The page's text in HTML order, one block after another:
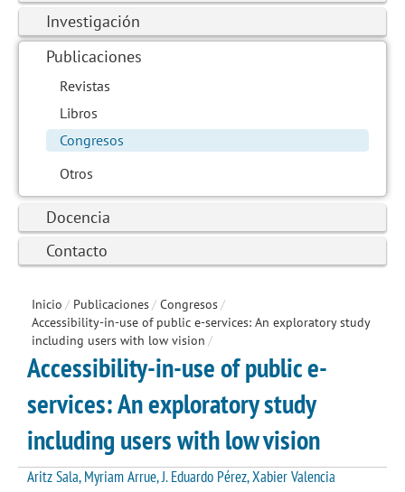
Investigación
Publicaciones
Revistas
Libros
Congresos
Otros
Docencia
Contacto
Inicio / Publicaciones/ Congresos/
Accessibility-in-use of public e-services: An exploratory study
including users with low vision /
Accessibility-in-use of public e-
services: An exploratory study
including users with low vision
Aritz Sala, Myriam Arrue, J. Eduardo Pérez, Xabier Valencia